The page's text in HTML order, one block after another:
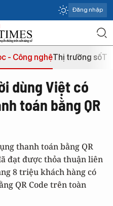
Đăng nhập
- Công nghệThị trường số
dùng Việt có
toán bằng QR
thanh toán bằng QR
đạt được thỏa thuận liên
8 triệu khách hàng có
QR Code trên toàn